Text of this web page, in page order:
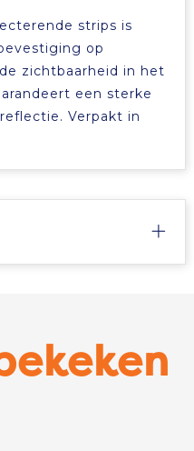
strips is
op
zichtbaarheid in het
een sterke
Verpakt in